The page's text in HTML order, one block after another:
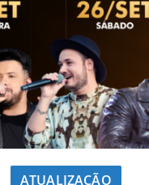
ATUALIZAÇÃO